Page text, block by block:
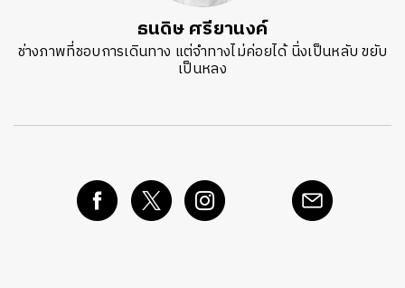
ธนดิษ​ ศรี​ยา​นงค์​
ช่างภาพที่ชอบการเดินทาง แต่จำทางไม่ค่อยได้ นิ่งเป็นหลับ ขยับ
เป็นหลง